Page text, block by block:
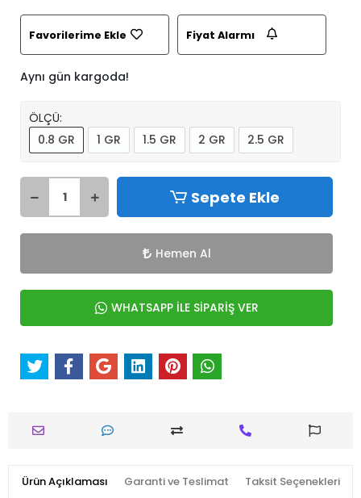
Favorilerime Ekle Fiyat Alarmı
Aynı gün kargoda!
ÖLÇÜ:
0.8 GR
1 GR 1.5 GR 2 GR 2.5 GR
Sepete Ekle
Hemen Al
WHATSAPP İLE SİPARİŞ VER
Ürün Açıklaması Garanti ve Teslimat Taksit Seçenekleri